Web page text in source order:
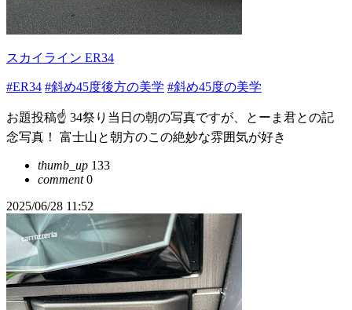
スカイライン ER34
#ER34 #斜め45度後方の美学 #斜め45度の美学
お題投稿☝️ 34祭り当日の朝の写真ですが、とーま君との記
念写真！ 富士山と朝方のこの絶妙な雰囲気が好き
thumb_up 133
comment0
2025/06/28 11:52